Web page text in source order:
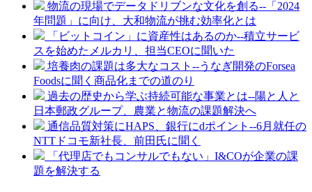
物流の現場でデータドリブンな文化を創る--「2024
年問題」に向け、大和物流が挑む効率化とは
「ビットコイン」に資産性はあるのか--積立サービ
スを始めたメルカリ、担当CEOに聞いた
培養肉の課題は多大なコスト--うなぎ開発のForsea
Foodsに聞く商品化までの道のり
過去の歴史から学ぶ持続可能な事業とは--陽と人と
日本郵政グループ、農業と物流の課題解決へ
通信品質対策にHAPS、銀行にdポイント--6月就任の
NTTドコモ新社長、前田氏に聞く
「代理店でもコンサルでもない」I&COが企業の課
題を解決する